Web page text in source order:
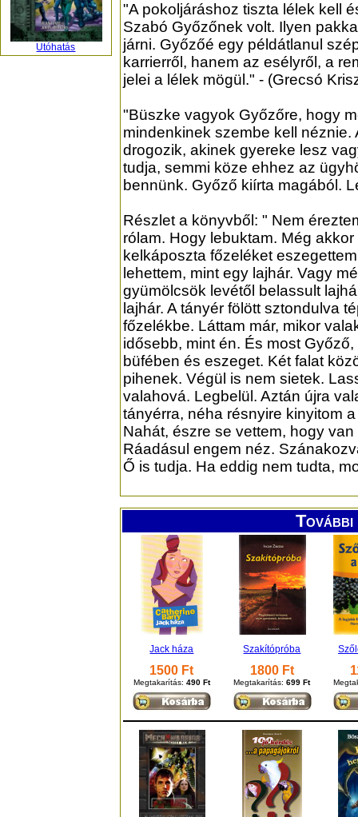
Utóhatás
"A pokoljáráshoz tiszta lélek kell
Szabó Győzőnek volt. Ilyen
járni. Győzőé egy példátlanul
karrierről, hanem az esélyről, a
jelei a lélek mögül." - (Grecsó
"Büszke vagyok Győzőre, hogy
mindenkinek szembe kell
drogozik, akinek gyereke lesz
tudja, semmi köze ehhez az
bennünk. Győző kiírta magából.
Részlet a könyvből: " Nem
rólam. Hogy lebuktam. Még
kelkáposzta főzeléket
lehettem, mint egy lajhár. Vagy
gyümölcsök levétől belassult
lajhár. A tányér fölött sztondulva
főzelékbe. Láttam már, mikor
idősebb, mint én. És most
büfében és eszeget. Két falat
pihenek. Végül is nem sietek.
valahová. Legbelül. Aztán újra
tányérra, néha résnyire kinyitom
Nahát, észre se vettem, hogy
Ráadásul engem néz.
Ő is tudja. Ha eddig nem tudta,
Jack háza Szakítópróba
1500 Ft
Megtakarítás: 490 Ft
1800 Ft
Megtakarítás:699 Ft